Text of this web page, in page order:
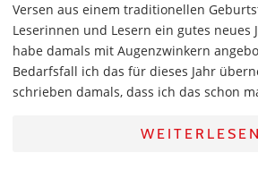
Versen aus einem traditionellen
Leserinnen und Lesern ein gutes neues
habe damals mit Augenzwinkern
Bedarfsfall ich das für dieses Jahr
schrieben damals, dass ich das schon
WEITERLESEN